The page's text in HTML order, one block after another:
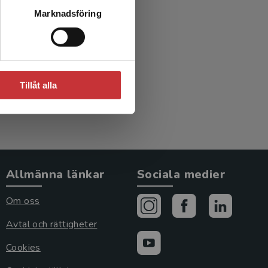
Marknadsföring
Tillåt alla
Allmänna länkar
Om oss
Avtal och rättigheter
Cookies
Sociala medier